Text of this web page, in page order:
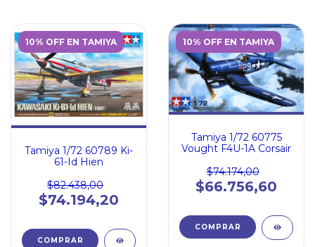
10% OFF EN TAMIYA
Tamiya 1/72 60789 Ki-
61-Id Hien
$82.438,00
$74.194,20
10% OFF EN TAMIYA
Tamiya 1/72 60775
Vought F4U-1A Corsair
$74.174,00
$66.756,60